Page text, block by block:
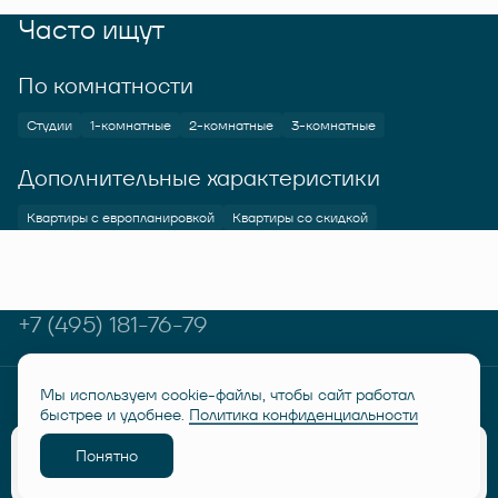
Часто ищут
По комнатности
Студии 1-комнатные 2-комнатные 3-комнатные
Дополнительные характеристики
Квартиры с европланировкой Квартиры со скидкой
+7 (495) 181-76-79
© RUSICH KOTELNIKI 2026Политика конфиденциальности
Дисклеймер "Семейная ипотека от 6%"
Мы используем cookie-файлы, чтобы сайт работал
быстрее и удобнее. Политика конфиденциальности
Понятно